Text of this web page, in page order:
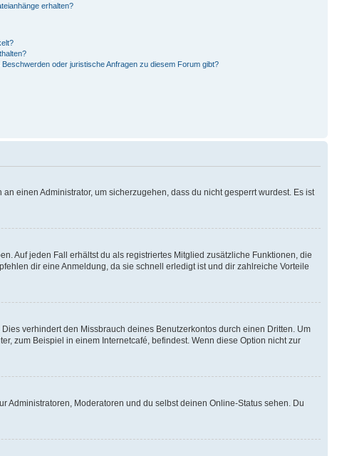
erhalten?
oder juristische Anfragen zu diesem Forum gibt?
einen Administrator, um sicherzugehen, dass du nicht gesperrt wurdest. Es ist
Auf jeden Fall erhältst du als registriertes Mitglied zusätzliche Funktionen, die
dir eine Anmeldung, da sie schnell erledigt ist und dir zahlreiche Vorteile
verhindert den Missbrauch deines Benutzerkontos durch einen Dritten. Um
zum Beispiel in einem Internetcafé, befindest. Wenn diese Option nicht zur
Administratoren, Moderatoren und du selbst deinen Online-Status sehen. Du